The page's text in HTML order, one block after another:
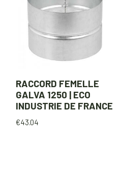
RACCORD FEMELLE
GALVA 1250 | ECO
INDUSTRIE DE FRANCE
€43.04